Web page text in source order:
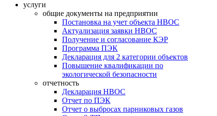
услуги
общие документы на предприятии
Постановка на учет объекта НВОС
Актуализация заявки НВОС
Получение и согласование КЭР
Программа ПЭК
Декларация для 2 категории объектов
Повышение квалификации по
экологической безопасности
отчетность
Декларация НВОС
Отчет по ПЭК
Отчет о выбросах парниковых газов